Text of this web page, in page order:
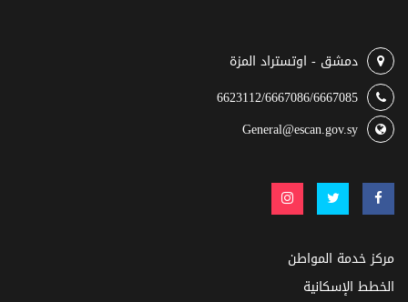
دمشق - اوتستراد المزة
6623112/6667086/6667085
General@escan.gov.sy
مركز خدمة المواطن
الخطط الإسكانية